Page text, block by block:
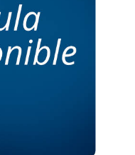
Y DATOS
DE